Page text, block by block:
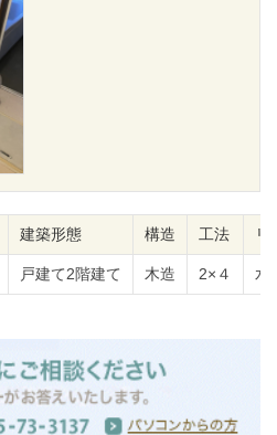
建築形態 構造 工法 リ
戸建て2階建て 木造 2×４ 水